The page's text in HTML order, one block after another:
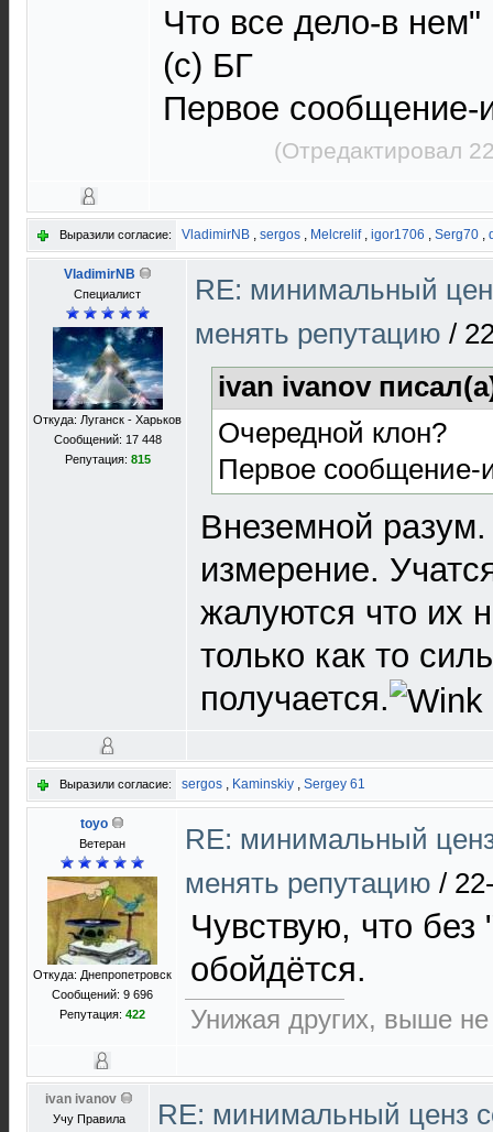
Что все дело-в нем"
(с) БГ
Первое сообщение-
(Отредактировал
Выразили согласие: VladimirNB , sergos , Melcrelif, igor1706 , Serg70 ,
VladimirNB
Специалист
Откуда: Луганск - Харьков
Сообщений: 17 448
Репутация: 815
RE: минимальный
менять репутацию /
ivan ivanov
Очередной клон?
Первое сообщение-
Внеземной
измерение.
жалуются что их
только как то
получается.
Выразили согласие: sergos , Kaminskiy , Sergey 61
toyo
Ветеран
Откуда: Днепропетровск
Сообщений: 9 696
Репутация: 422
RE: минимальный
менять репутацию /
Чувствую, что
обойдётся.
Унижая других, выше
ivan ivanov
Учу Правила RE: минимальный ценз